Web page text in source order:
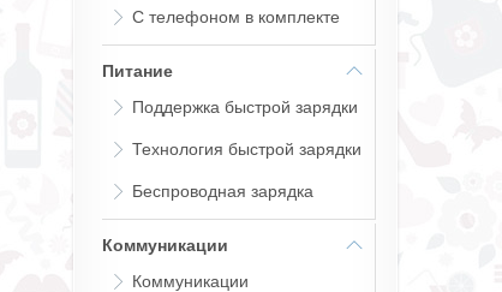
С телефоном в комплекте
Питание
Поддержка быстрой зарядки
Технология быстрой зарядки
Беспроводная зарядка
Коммуникации
Коммуникации